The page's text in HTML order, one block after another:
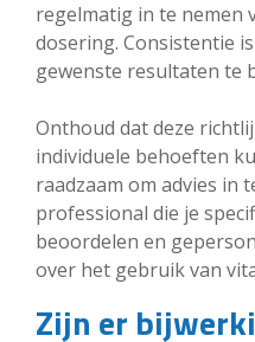
regelmatig in te nemen
dosering. Consistentie
gewenste resultaten te
Onthoud dat deze
individuele behoeften
raadzaam om advies in
professional die je
beoordelen en
over het gebruik van
Zijn er